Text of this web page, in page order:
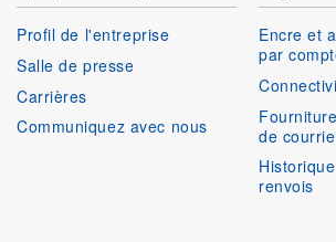
Profil de l'entreprise
Salle de presse
Carrières
Communiquez avec nous
Encre et
par
de
renvois